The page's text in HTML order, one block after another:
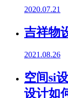
2020.07.21
吉祥物
2021.08.26
空间si
设计如